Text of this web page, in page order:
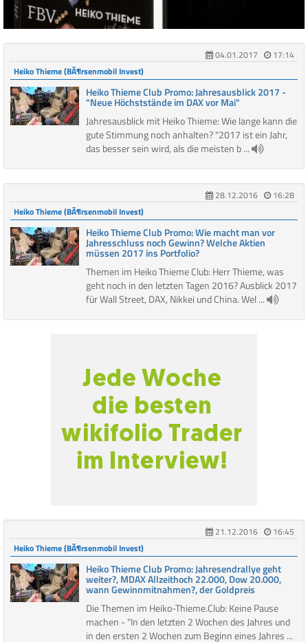
04.01.2017
17:14
Heiko Thieme (BÃ¶rsenmobil Invest)
Heiko Thieme Club Promo: Jahresausblick 2017 -
"Neue Höchststände im DAX vor Mai"
Jahresausblick mit Heiko Thieme: Wie lange kann die
gute Stimmung noch anhalten? "2017 ist ein Jahr,
das besser sein wird, als die meisten b ...
28.12.2016
16:28
Heiko Thieme (BÃ¶rsenmobil Invest)
Heiko Thieme Club Promo: Wie macht man vor
Jahresschluss noch Gewinn? Welche Aktien
müssen 2017 ins Portfolio?
Themen im Heiko Thieme Club: Herr Thieme, was
geht noch in den letzten Tagen 2016? Ausblick 2017
für Wall Street, DAX, Nikkei und China. Wel ...
21.12.2016
16:45
Heiko Thieme (BÃ¶rsenmobil Invest)
Heiko Thieme Club Promo: Jahresendrallye geht
weiter?, MDAX Allzeithoch 22.000, Dow 20.000,
wann Gewinnmitnahmen?, der Goldpreis
Die Themen im Heiko-Thieme.Club: Keine Pause
machen - "In den letzten 2 Wochen des Jahres und
in den ersten 2 Wochen zum Beginn eines Jahres ...